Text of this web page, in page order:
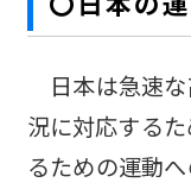
日本は急速な
況に対応する
るための運動